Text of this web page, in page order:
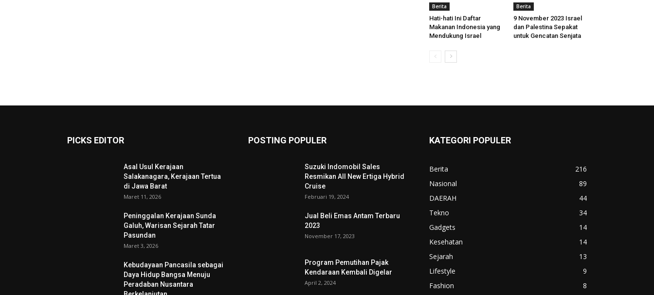
Berita
Hati-hati Ini Daftar
Makanan Indonesia yang
Mendukung Israel
Berita
9 November 2023 Israel
dan Palestina Sepakat
untuk Gencatan Senjata
PICKS EDITOR
Asal Usul Kerajaan
Salakanagara, Kerajaan Tertua
di Jawa Barat
Maret 11, 2026
Peninggalan Kerajaan Sunda
Galuh, Warisan Sejarah Tatar
Pasundan
Maret 3, 2026
Kebudayaan Pancasila sebagai
Daya Hidup Bangsa Menuju
Peradaban Nusantara
POSTING POPULER
Suzuki Indomobil Sales
Resmikan All New Ertiga Hybrid
Cruise
Februari 19, 2024
Jual Beli Emas Antam Terbaru
2023
November 17, 2023
Program Pemutihan Pajak
Kendaraan Kembali Digelar
April 2, 2024
KATEGORI POPULER
Berita
216
Nasional
89
DAERAH
44
Tekno
34
Gadgets
14
Kesehatan
14
Sejarah
13
Lifestyle
9
Fashion
8